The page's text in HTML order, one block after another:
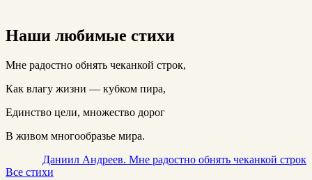
Наши любимые стихи
Мне радостно обнять чеканкой строк,
Как влагу жизни — кубком пира,
Единство цели, множество дорог
В живом многообразье мира.
Даниил Андреев. Мне радостно обнять чеканкой строк
Все стихи